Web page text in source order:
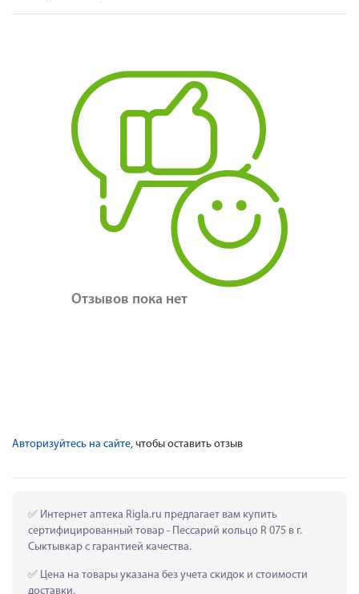
Отзывов пока нет
Авторизуйтесь на сайте, чтобы оставить отзыв
Интернет аптека Rigla.ru предлагает вам купить
сертифицированный товар - Пессарий кольцо R 075 в г.
Сыктывкар с гарантией качества.
Цена на товары указана без учета скидок и стоимости
доставки.